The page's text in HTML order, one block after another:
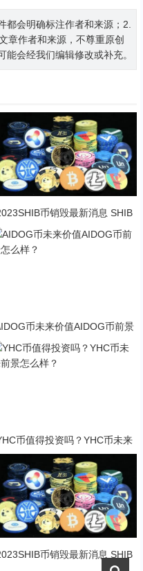
都会明确标注作者和来源；2.
章作者和来源，不尊重原创
会经我们编辑修改或补充。
币销毁最新消息 SHIB
币未来价值AIDOG币前景
币值得投资吗？YHC币未来
前景怎么样？
币销毁最新消息 SHIB